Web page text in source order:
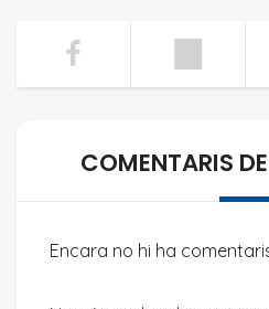
COMENTARIS
Encara no hi ha